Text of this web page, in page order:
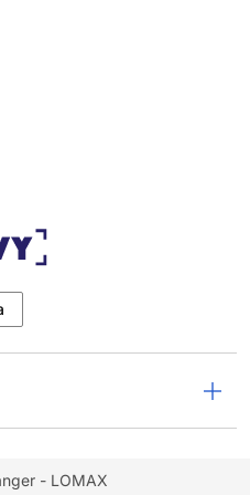
- LOMAX